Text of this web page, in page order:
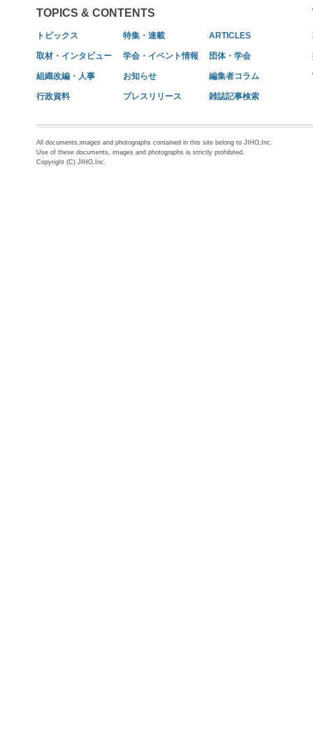
TOPICS & CONTENTS
トピックス 特集・連載 ARTICLES
取材・インタビュー 学会・イベント情報 団体・学会
組織改編・人事 お知らせ 編集者コラム
行政資料 プレスリリース 雑誌記事検索
All documents,images and photographs contained in this site belong to JIHO,Inc.
Use of these documents, images and photographs is strictly prohibited.
Copyright (C) JIHO,Inc.